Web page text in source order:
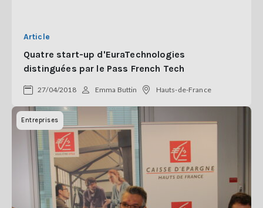
Article
Quatre start-up d'EuraTechnologies
distinguées par le Pass French Tech
27/04/2018 Emma Buttin Hauts-de-France
Entreprises